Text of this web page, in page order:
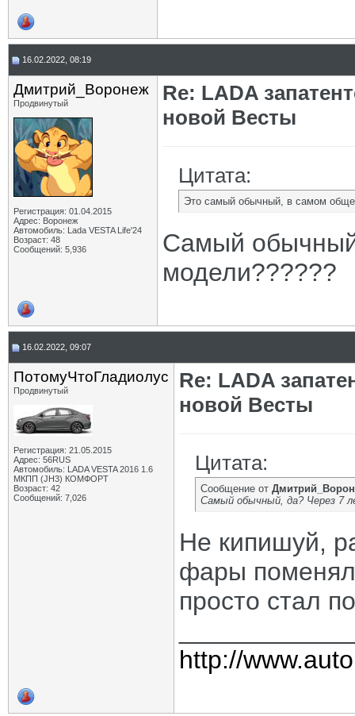
16.02.2022, 08:19
Дмитрий_Воронеж
Продвинутый
Регистрация: 01.04.2015
Адрес: Воронеж
Автомобиль: Lada VESTA Life'24
Возраст: 48
Сообщений: 5,936
Re: LADA
новой Весты
Цитата:
Это самый обычный, в самом
Самый
модели??????
16.02.2022, 09:07
ПотомуЧтоГладиолус
Продвинутый
Регистрация: 21.05.2015
Адрес: 56RUS
Автомобиль: LADA VESTA 2016 1.6
МКПП (JH3) КОМФОРТ
Возраст: 42
Сообщений: 7,026
Re: LADA
новой Весты
Цитата:
Сообщение от
Самый обычный, да? Через 7
Не кипишуй,
фары
просто стал
http://